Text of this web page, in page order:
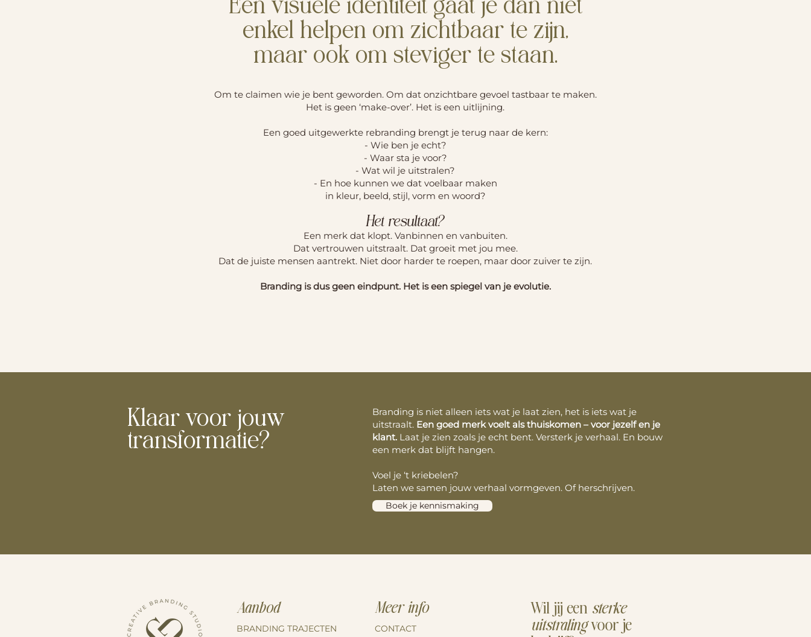
Een visuele identiteit gaat je dan niet
enkel helpen om zichtbaar te zijn,
maar ook om steviger te staan.
Om te claimen wie je bent geworden. Om dat onzichtbare gevoel tastbaar te maken.
Het is geen ‘make-over’. Het is een uitlijning.
Een goed uitgewerkte rebranding brengt je terug naar de kern:
- Wie ben je echt?
- Waar sta je voor?
- Wat wil je uitstralen?
- En hoe kunnen we dat voelbaar maken
in kleur, beeld, stijl, vorm en woord?
Het resultaat?
Een merk dat klopt. Vanbinnen en vanbuiten.
Dat vertrouwen uitstraalt. Dat groeit met jou mee.
Dat de juiste mensen aantrekt. Niet door harder te roepen, maar door zuiver te zijn.
Branding is dus geen eindpunt. Het is een spiegel van je evolutie.
Klaar voor jouw
transformatie?
Branding is niet alleen iets wat je laat zien, het is iets wat je
uitstraalt. Een goed merk voelt als thuiskomen – voor jezelf en je
klant. Laat je zien zoals je echt bent. Versterk je verhaal. En bouw
een merk dat blijft hangen.
Voel je ‘t kriebelen?
Laten we samen jouw verhaal vormgeven. Of herschrijven.
Boek je kennismaking
Aanbod
BRANDING TRAJECTEN
Meer info
CONTACT
Wil jij een sterke
uitstralingvoor je